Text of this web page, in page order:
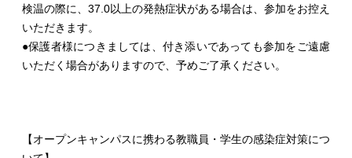
検温の際に、37.0以上の発熱症状がある場合は、参加をお控え
いただきます。
●保護者様につきましては、付き添いであっても参加をご遠慮
いただく場合がありますので、予めご了承ください。
【オープンキャンパスに携わる教職員・学生の感染症対策につ